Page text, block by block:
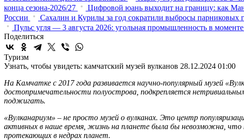
конца сезона-2026/27
Цифровой юань выходит на границу: как
России
Сахалин и Курилы за год сократили выбросы парниковых
Пульс угля — 3 августа 2026: угольная промышленность в моменте
Поделиться
Туризм
Узнать, чтобы увидеть: камчатский музей вулканов 28.12.2024 01:00
На Камчатке с 2017 года развивается научно-популярный музей
достопримечательности полуострова, подкрепляется
поджигать.
«Вулканариум» – не просто музей о вулканах. Это центр
активных в наше время, жизнь на планете была бы невозможна, что
протекающих в недрах планет.